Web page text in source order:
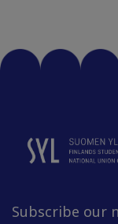
Subscribe our